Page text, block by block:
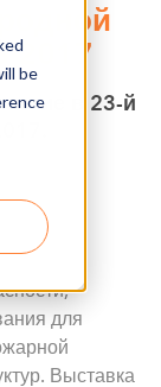
be
2017
в 23-й
для
—
для
Выставка